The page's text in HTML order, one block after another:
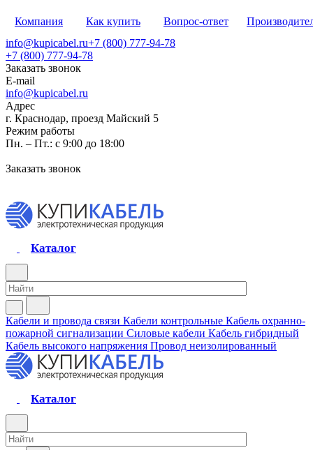
Компания Как купить Вопрос-ответ
info@kupicabel.ru+7 (800) 777-94-78
+7 (800) 777-94-78
Заказать звонок
E-mail
info@kupicabel.ru
Адрес
г. Краснодар, проезд Майский 5
Режим работы
Пн. – Пт.: с 9:00 до 18:00
Заказать звонок
Каталог
Кабели и провода связи Кабели контрольные Кабель охранно-
пожарной сигнализации Силовые кабели Кабель гибридный
Кабель высокого напряжения Провод неизолированный
Каталог